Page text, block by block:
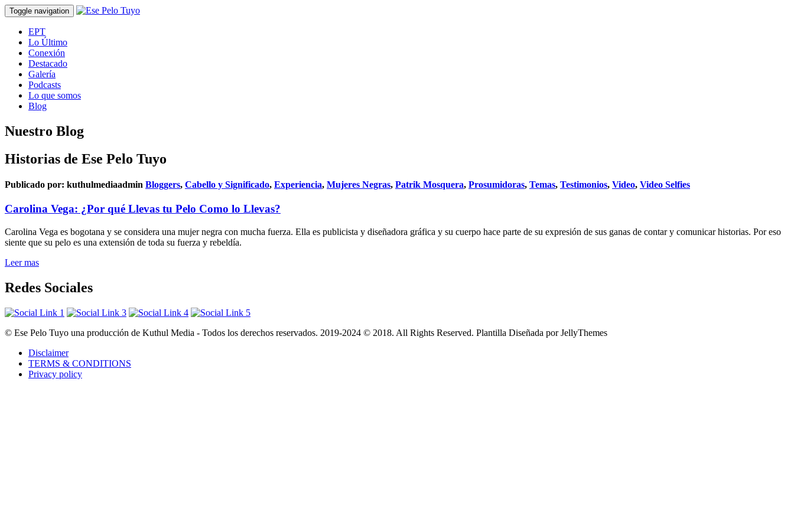
Toggle navigation
EPT
Lo Último
Conexión
Destacado
Galería
Podcasts
Lo que somos
Blog
Nuestro Blog
Historias de Ese Pelo Tuyo
Publicado por: kuthulmediaadmin Bloggers, Cabello y Significado, Experiencia, Mujeres Negras, Patrik Mosquera, Prosumidoras, Temas, Testimonios, Video, Video Selfies
Carolina Vega: ¿Por qué Llevas tu Pelo Como lo Llevas?
Carolina Vega es bogotana y se considera una mujer negra con mucha fuerza. Ella es publicista y diseñadora gráfica y su cuerpo hace parte de su expresión de sus ganas de contar y comunicar historias. Por eso
siente que su pelo es una extensión de toda su fuerza y rebeldía.
Leer mas
Redes Sociales
© Ese Pelo Tuyo una producción de Kuthul Media - Todos los derechos reservados. 2019-2024 © 2018. All Rights Reserved. Plantilla Diseñada por JellyThemes
Disclaimer
TERMS & CONDITIONS
Privacy policy